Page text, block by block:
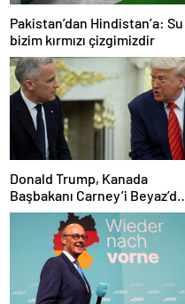
Pakistan’dan Hindistan’a: Su
bizim kırmızı çizgimizdir
Donald Trump, Kanada
Başbakanı Carney’i Beyaz’da
ağırladı